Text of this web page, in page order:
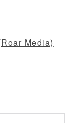
Media)